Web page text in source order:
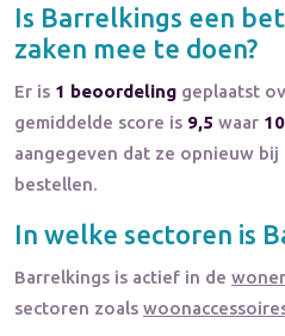
Is Barrelkings een
zaken mee te doen?
Er is 1 beoordeling geplaatst
gemiddelde score is 9,5 waar
aangegeven dat ze opnieuw
bestellen.
In welke sectoren is
Barrelkings is actief in de
sectoren zoals